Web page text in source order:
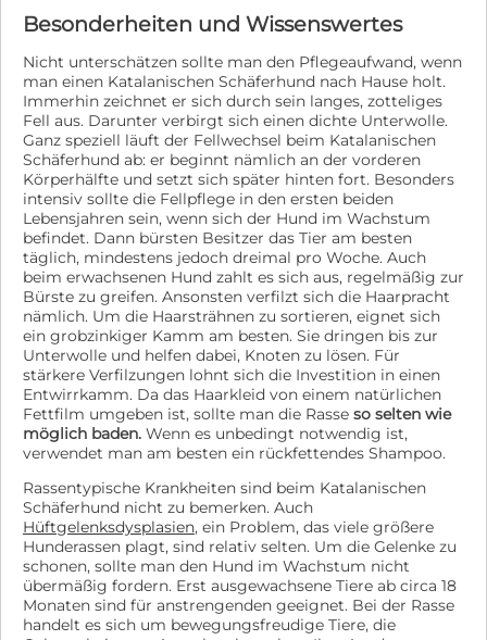
langweilig. Selbstverständlich sollte er auch Zutritt
zum Haus, Wohnung bekommen und einen sauberen
Schlafplatz sein Eigen nennen dürfen. Es versteht sich
von selbst dass Bunti in einer kleinen Etagenwohnung
in der Innenstadt nicht glücklich wäre. Möchten Sie
Bunti helfen, aber können ihn nicht adoptieren? Dann
besteht die Möglichkeit, eine Patenschaft für den
großen Herrn zu übernehmen, denn starke Jungs essen
auch große Portionen. Um seine Grundversorgung
kontinuierlich gewährleisten zu können, würde er sich
sehr über eine Patenschaft freuen, die ihn auf dem Weg
in ein „Für-immer-Zuhause“ finanziell unterstützt. Mehr
Informationen hierüber finden Sie unter diesem Link:
https://tierschutzverein-europa.de/helfen/patenschaft/
Wo sind nun Fans von großen Hunden, die bereit sind
Bunti liebevoll, dennoch konsequent zu erziehen? Wenn
Sie mehr über ihn und einer möglichen Adoption
erfahren möchten, kontaktieren Sie gerne seine
Vermittlerin Regina Ehrat. Schreiben Sie gerne eine
Email mit kurzer Vorstellung und Rückrufnummer für
ein erstes Unverbindliches Gespräch oder rufen direkt
zu den angegebenen Sprechzeiten an. weitere Videos
https://youtube.com/shorts/XKhaGQK70Kk
Tierschutzverein Europa e.V. www.tsv-europa.de
Vermittler: Regina Ehrat (Sprachen: Deutsch, Englisch,
Französisch) Mobile: 0175 8502268 (Mo/ Di/ Do/ Fr / Sa
17-19 Uhr und nach Vereinbarung) e-Mail: ehrat@tsv-
europa.de
Besonderheiten und Wissenswertes
Nicht unterschätzen sollte man den Pflegeaufwand, wenn
man einen Katalanischen Schäferhund nach Hause holt.
Immerhin zeichnet er sich durch sein langes, zotteliges
Fell aus. Darunter verbirgt sich einen dichte Unterwolle.
Ganz speziell läuft der Fellwechsel beim Katalanischen
Schäferhund ab: er beginnt nämlich an der vorderen
Körperhälfte und setzt sich später hinten fort. Besonders
intensiv sollte die Fellpflege in den ersten beiden
Lebensjahren sein, wenn sich der Hund im Wachstum
befindet. Dann bürsten Besitzer das Tier am besten
täglich, mindestens jedoch dreimal pro Woche. Auch
beim erwachsenen Hund zahlt es sich aus, regelmäßig zur
Bürste zu greifen. Ansonsten verfilzt sich die Haarpracht
nämlich. Um die Haarsträhnen zu sortieren, eignet sich
ein grobzinkiger Kamm am besten. Sie dringen bis zur
Unterwolle und helfen dabei, Knoten zu lösen. Für
stärkere Verfilzungen lohnt sich die Investition in einen
Entwirrkamm. Da das Haarkleid von einem natürlichen
Fettfilm umgeben ist, sollte man die Rasse so selten wie
möglich baden. Wenn es unbedingt notwendig ist,
verwendet man am besten ein rückfettendes Shampoo.
Rassentypische Krankheiten sind beim Katalanischen
Schäferhund nicht zu bemerken. Auch
Hüftgelenksdysplasien, ein Problem, das viele größere
Hunderassen plagt, sind relativ selten. Um die Gelenke zu
schonen, sollte man den Hund im Wachstum nicht
übermäßig fordern. Erst ausgewachsene Tiere ab circa 18
Monaten sind für anstrengenden geeignet. Bei der Rasse
handelt es sich um bewegungsfreudige Tiere, die